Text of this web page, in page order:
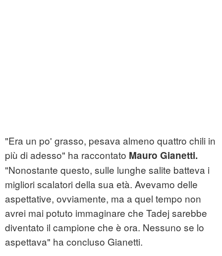
"Era un po' grasso, pesava almeno quattro chili in
più di adesso" ha raccontato Mauro Gianetti.
"Nonostante questo, sulle lunghe salite batteva i
migliori scalatori della sua età. Avevamo delle
aspettative, ovviamente, ma a quel tempo non
avrei mai potuto immaginare che Tadej sarebbe
diventato il campione che è ora. Nessuno se lo
aspettava" ha concluso Gianetti.